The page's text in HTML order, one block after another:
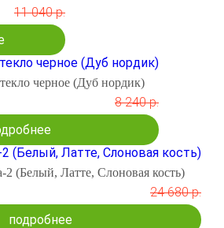
11 040 р.
черное (Дуб нордик)
8 240 р.
(Белый, Латте, Слоновая кость)
24 680 р.
подробнее